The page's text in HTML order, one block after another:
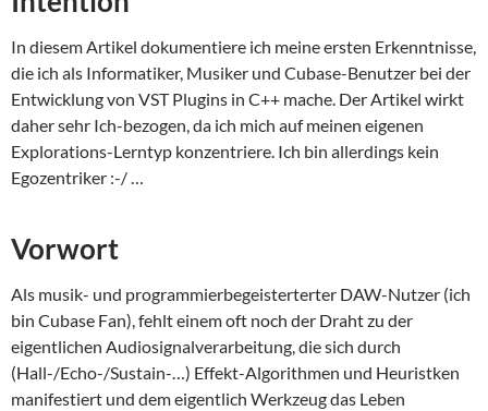
In diesem Artikel dokumentiere ich meine ersten Erkenntnisse,
die ich als Informatiker, Musiker und Cubase-Benutzer bei der
Entwicklung von VST Plugins in C++ mache. Der Artikel wirkt
daher sehr Ich-bezogen, da ich mich auf meinen eigenen
Explorations-Lerntyp konzentriere. Ich bin allerdings kein
Egozentriker :-/ …
Vorwort
Als musik- und programmierbegeisterterter DAW-Nutzer (ich
bin Cubase Fan), fehlt einem oft noch der Draht zu der
eigentlichen Audiosignalverarbeitung, die sich durch
(Hall-/Echo-/Sustain-…) Effekt-Algorithmen und Heuristken
manifestiert und dem eigentlich Werkzeug das Leben